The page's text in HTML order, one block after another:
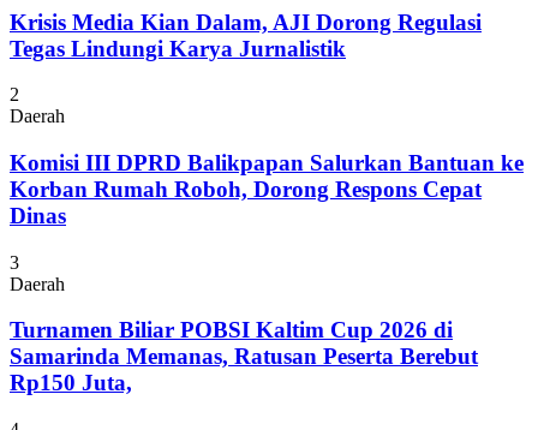
Krisis Media Kian Dalam, AJI Dorong Regulasi
Tegas Lindungi Karya Jurnalistik
2
Daerah
Komisi III DPRD Balikpapan Salurkan Bantuan ke
Korban Rumah Roboh, Dorong Respons Cepat
Dinas
3
Daerah
Turnamen Biliar POBSI Kaltim Cup 2026 di
Samarinda Memanas, Ratusan Peserta Berebut
Rp150 Juta,